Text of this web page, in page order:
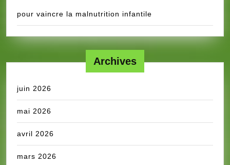
pour vaincre la malnutrition infantile
Archives
juin 2026
mai 2026
avril 2026
mars 2026